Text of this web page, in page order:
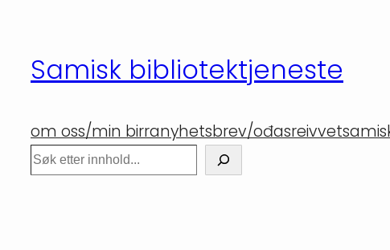
innholdSamisk bibliotektjeneste
om oss/min birranyhetsbrev/ođasreivvet
Søk